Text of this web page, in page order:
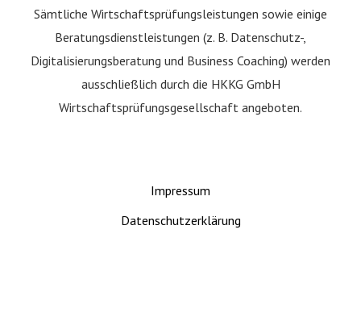
Sämtliche Wirtschaftsprüfungsleistungen sowie einige
Beratungsdienstleistungen (z. B. Datenschutz-,
Digitalisierungsberatung und Business Coaching) werden
ausschließlich durch die HKKG GmbH
Wirtschaftsprüfungsgesellschaft angeboten.
Impressum
Datenschutzerklärung